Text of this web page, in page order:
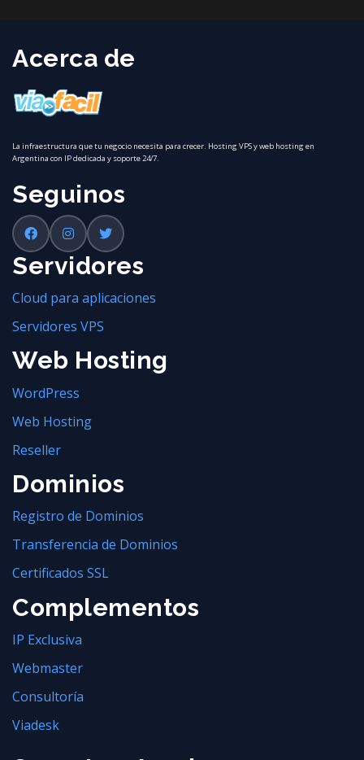
Acerca de
La infraestructura que tu negocio necesita para crecer. Hosting VPS y web hosting en
Argentina con IP dedicada y soporte 24/7.
Seguinos
Servidores
Cloud para aplicaciones
Servidores VPS
Web Hosting
WordPress
Web Hosting
Reseller
Dominios
Registro de Dominios
Transferencia de Dominios
Certificados SSL
Complementos
IP Exclusiva
Webmaster
Consultoría
Viadesk